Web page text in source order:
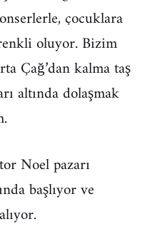
çocuklara
oluyor. Bizim
Çağ’dan kalma taş
altında dolaşmak
Noel pazarı
başlıyor ve